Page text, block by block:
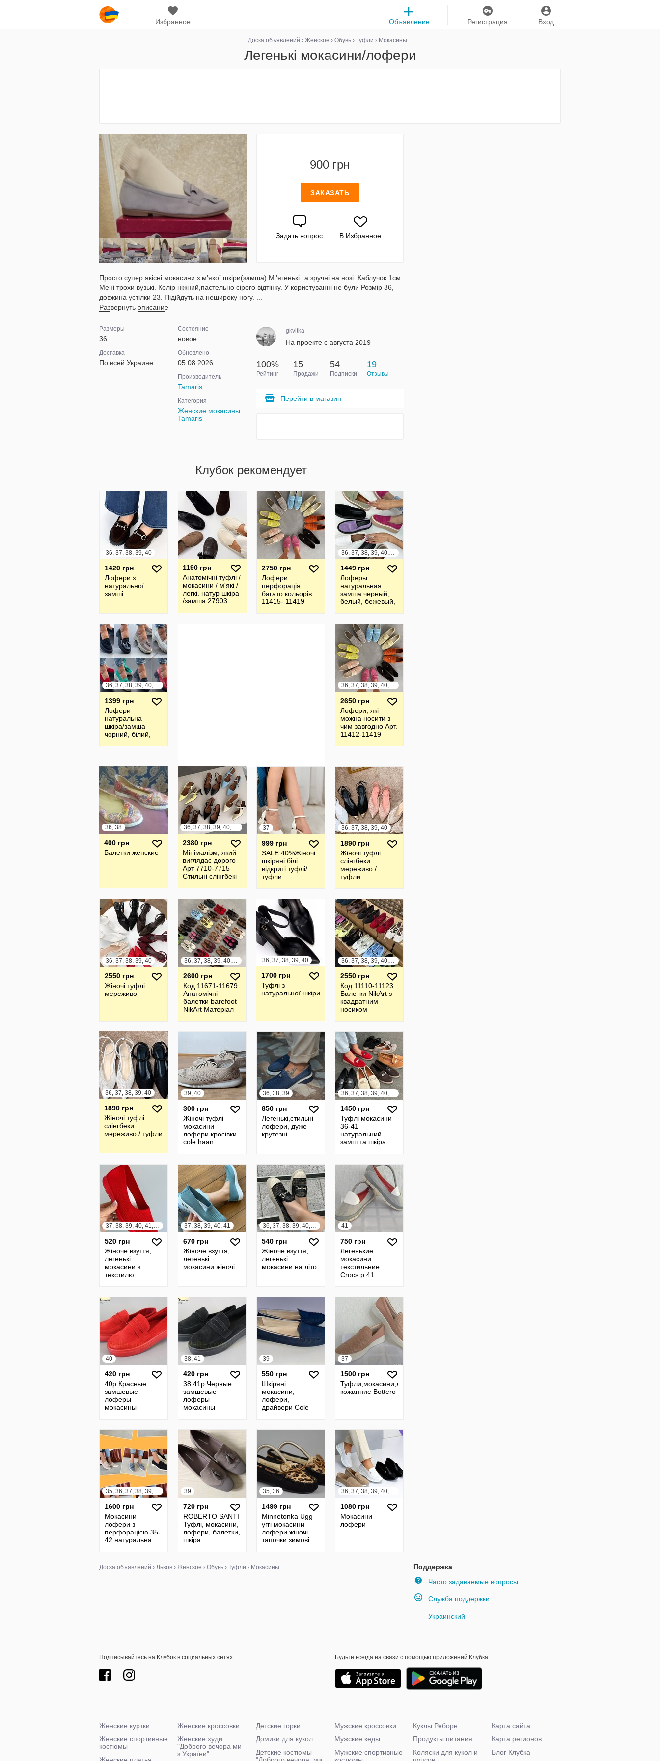
Избранное Вход
Регистрация
Объявление
Доска объявлений › Женское › Обувь › Туфли › Мокасины
Легенькі мокасини/лофери
900 грн
ЗАКАЗАТЬ
Задать вопрос В Избранное
Просто супер якісні мокасини з м'якої шкіри(замша) М''ягенькі та зручні на нозі. Каблучок 1см.
Мені трохи вузькі. Колір ніжний,пастельно сірого відтінку. У користуванні не були Розмір 36,
довжина устілки 23. Підійдуть на нешироку ногу. ...
Развернуть описание
Размеры
36
Доставка
По всей Украине
Состояние
новое
Обновлено
05.08.2026
Производитель
Tamaris
Категория
Женские мокасины
Tamaris
gkvitka
На проекте с августа 2019
100%
Рейтинг
15
Продажи
54
Подписки
19
Отзывы
Перейти в магазин
Клубок рекомендует
36, 37, 38, 39, 40
1420 грн
Лофери з
натуральної
замші
1190 грн
Анатомічні туфлі /
мокасини / м'які /
легкі, натур шкіра
/замша 27903
2750 грн
Лофери
перфорація
багато кольорів
11415- 11419
36, 37, 38, 39, 40, 41
1449 грн
Лоферы
натуральная
замша черный,
белый, бежевый,
36, 37, 38, 39, 40, 41
1399 грн
Лофери
натуральна
шкіра/замша
чорний, білий,
36, 37, 38, 39, 40, 41
2650 грн
Лофери, які
можна носити з
чим завгодно Арт.
11412-11419
36, 38
400 грн
Балетки женские
36, 37, 38, 39, 40, 41
2380 грн
Мінімалізм, який
виглядає дорого
Арт 7710-7715
Стильні слінгбекі
37
999 грн
SALE 40%Жіночі
шкіряні білі
відкриті туфлі/
туфли
36, 37, 38, 39, 40
1890 грн
Жіночі туфлі
слінгбеки
мереживо /
туфли
36, 37, 38, 39, 40
2550 грн
Жіночі туфлі
мереживо
36, 37, 38, 39, 40, 41
2600 грн
Код 11671-11679
Анатомічні
балетки barefoot
NikArt Матеріал
Італія
36, 37, 38, 39, 40
1700 грн
Туфлі з
натуральної шкіри
36, 37, 38, 39, 40, 41
2550 грн
Код 11110-11123
Балетки NikArt з
квадратним
носиком
замша |шкіра
36, 37, 38, 39, 40
1890 грн
Жіночі туфлі
слінгбеки
мереживо / туфли
39, 40
300 грн
Жіночі туфлі
мокасини
лофери кросівки
cole haan
36, 38, 39
850 грн
Легенькі,стильні
лофери, дуже
крутезні
36, 37, 38, 39, 40, 41
1450 грн
Туфлі мокасини
36-41
натуральний
замш та шкіра
37, 38, 39, 40, 41, 42
520 грн
Жіноче взуття,
легенькі
мокасини з
текстилю
37, 38, 39, 40, 41
670 грн
Жіноче взуття,
легенькі
мокасини жіночі
36, 37, 38, 39, 40, 41
540 грн
Жіноче взуття,
легенькі
мокасини на літо
41
750 грн
Легенькие
мокасини
текстильние
Crocs р.41
40
420 грн
40р Красные
замшевые
лоферы
мокасины
38, 41
420 грн
38 41р Черные
замшевые
лоферы
мокасины
39
550 грн
Шкіряні
мокасини,
лофери,
драйвери Cole
37
1500 грн
Туфли,мокасини,лофери
кожанние Bottero р.37
35, 36, 37, 38, 39, 40, 41, 42
1600 грн
Мокасини
лофери з
перфорацією 35-
42 натуральна
сірий блакитний
фуксія
39
720 грн
ROBERTO SANTI
Туфлі, мокасини,
лофери, балетки,
шкіра
35, 36
1499 грн
Minnetonka Ugg
уггі мокасини
лофери жіночі
тапочки зимові
36, 37, 38, 39, 40, 41
1080 грн
Мокасини
лофери
Поддержка
Часто задаваемые вопросы
Служба поддержки
Украинский
Доска объявлений › Львов › Женское › Обувь › Туфли › Мокасины
Подписывайтесь на Клубок в социальных сетях Будьте всегда на связи с помощью приложений Клубка
Женские куртки
Женские спортивные
костюмы
Женские кроссовки
Женские худи
"Доброго вечора ми
з України"
Детские горки
Домики для кукол
Детские костюмы
Мужские кроссовки
Мужские кеды
Мужские спортивные
Куклы Реборн
Продукты питания
Коляски для кукол и
Карта сайта
Карта регионов
Блог Клубка